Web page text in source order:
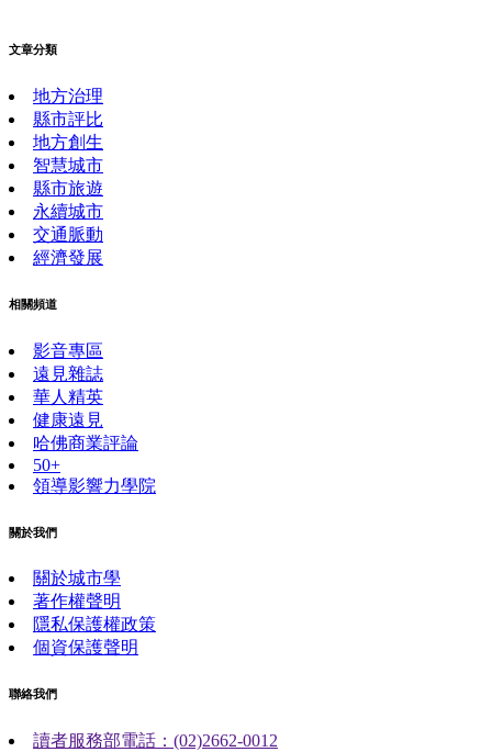
文章分類
地方治理
縣市評比
地方創生
智慧城市
縣市旅遊
永續城市
交通脈動
經濟發展
相關頻道
影音專區
遠見雜誌
華人精英
健康遠見
哈佛商業評論
50+
領導影響力學院
關於我們
關於城市學
著作權聲明
隱私保護權政策
個資保護聲明
聯絡我們
讀者服務部電話：(02)2662-0012